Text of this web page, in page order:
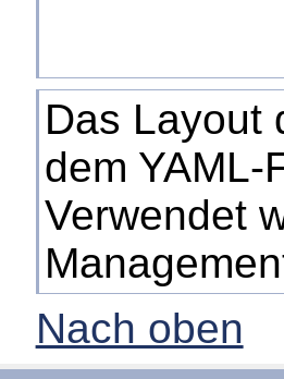
Das Layout
dem YAML-
Verwendet
Nach oben